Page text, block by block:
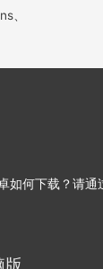
、
如何下载？请